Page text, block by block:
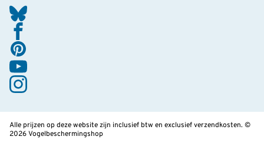
Alle prijzen op deze website zijn inclusief btw en exclusief verzendkosten. ©
2026 Vogelbeschermingshop